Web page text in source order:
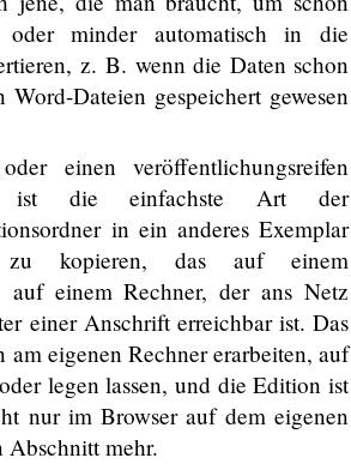
oder minder automatisch in die
z. B. wenn die Daten schon
Dateien gespeichert gewesen
einen veröffentlichungsreifen
ist die einfachste Art der
in ein anderes Exemplar
zu kopieren, das auf einem
auf einem Rechner, der ans Netz
einer Anschrift erreichbar ist. Das
eigenen Rechner erarbeiten, auf
legen lassen, und die Edition ist
nur im Browser auf dem eigenen
Abschnitt mehr.